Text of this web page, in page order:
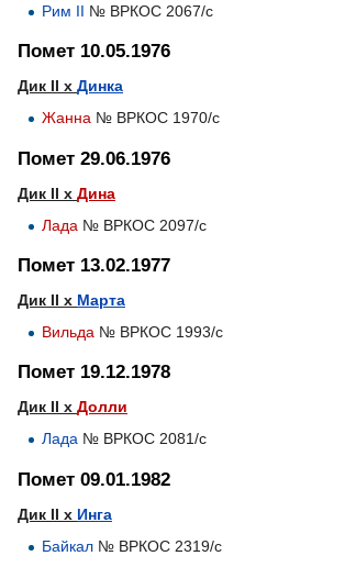
Рим II № ВРКОС 2067/с
Помет 10.05.1976
Дик II х Динка
Жанна № ВРКОС 1970/с
Помет 29.06.1976
Дик II х Дина
Лада № ВРКОС 2097/с
Помет 13.02.1977
Дик II х Марта
Вильда № ВРКОС 1993/с
Помет 19.12.1978
Дик II х Долли
Лада № ВРКОС 2081/с
Помет 09.01.1982
Дик II х Инга
Байкал № ВРКОС 2319/с